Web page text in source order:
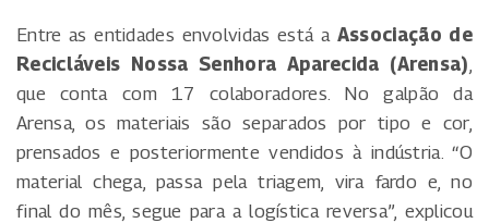
Entre as entidades envolvidas está a Associação de
Recicláveis Nossa Senhora Aparecida (Arensa)
que conta com 17 colaboradores. No galpão da
Arensa, os materiais são separados por tipo e cor,
prensados e posteriormente vendidos à indústria. “O
material chega, passa pela triagem, vira fardo e, no
final do mês, segue para a logística reversa”, explicou